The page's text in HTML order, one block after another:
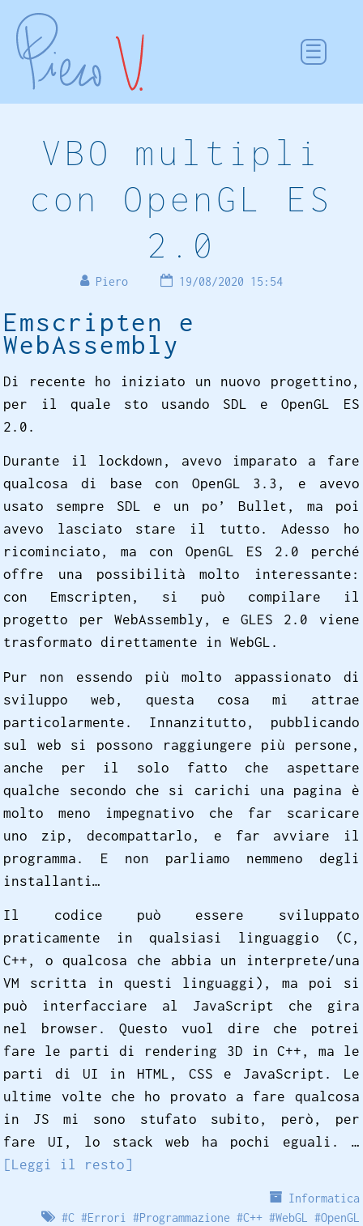
VBO multipli
con OpenGL ES
2.0
Piero 19/08/2020 15:54
Emscripten e
WebAssembly
Di recente ho iniziato un nuovo progettino,
per il quale sto usando SDL e OpenGL ES
2.0.
Durante il lockdown, avevo imparato a fare
qualcosa di base con OpenGL 3.3, e avevo
usato sempre SDL e un po’ Bullet, ma poi
avevo lasciato stare il tutto. Adesso ho
ricominciato, ma con OpenGL ES 2.0 perché
offre una possibilità molto interessante:
con Emscripten, si può compilare il
progetto per WebAssembly, e GLES 2.0 viene
trasformato direttamente in WebGL.
Pur non essendo più molto appassionato di
sviluppo web, questa cosa mi attrae
particolarmente. Innanzitutto, pubblicando
sul web si possono raggiungere più persone,
anche per il solo fatto che aspettare
qualche secondo che si carichi una pagina è
molto meno impegnativo che far scaricare
uno zip, decompattarlo, e far avviare il
programma. E non parliamo nemmeno degli
installanti…
Il codice può essere sviluppato
praticamente in qualsiasi linguaggio (C,
C++, o qualcosa che abbia un interprete/una
VM scritta in questi linguaggi), ma poi si
può interfacciare al JavaScript che gira
nel browser. Questo vuol dire che potrei
fare le parti di rendering 3D in C++, ma le
parti di UI in HTML, CSS e JavaScript. Le
ultime volte che ho provato a fare qualcosa
in JS mi sono stufato subito, però, per
fare UI, lo stack web ha pochi eguali. …
[Leggi il resto]
Informatica
#C#Errori #Programmazione #C++#WebGL #OpenGL